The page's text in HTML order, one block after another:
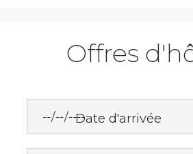
Offres
Date d'arrivée